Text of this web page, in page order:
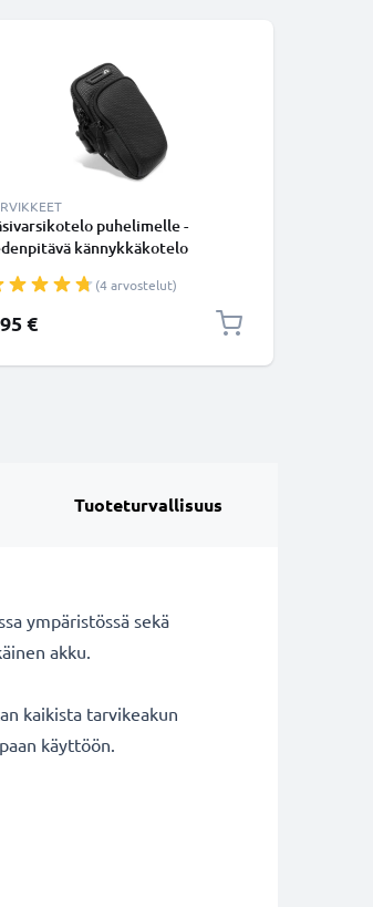
puhelimelle -
kännykkäkotelo
aukko kuulokejohdolle
(4 arvostelut)
€
Tuoteturvallisuus
ympäristössä sekä
akku.
kaikista tarvikeakun
käyttöön.